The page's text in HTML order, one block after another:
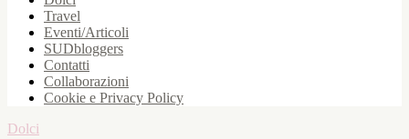
Travel
Eventi/Articoli
SUDbloggers
Contatti
Collaborazioni
Cookie e Privacy Policy
Dolci